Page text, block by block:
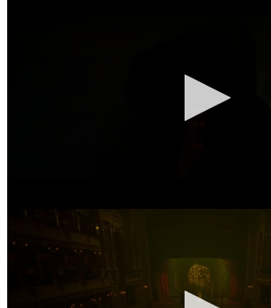
Clic 1 - Abrir primer enlace
Haz clic 3 veces en el botón para
reproductor